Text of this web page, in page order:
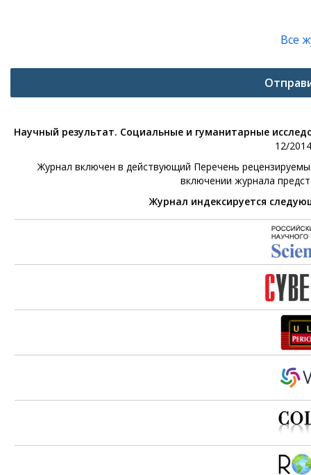
Все
Научный результат. Социальные и гуманитарные
12/
Журнал включен в действующий Перечень
включении журнала
Журнал индексируется